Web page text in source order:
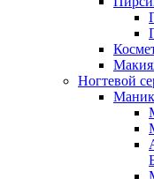
Ногтевой